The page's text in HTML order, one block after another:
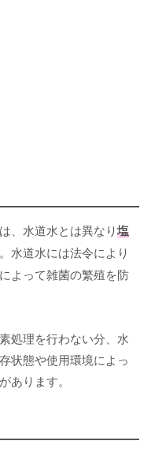
、水道水とは異なり塩
。水道水には法令により
よって雑菌の繁殖を防
処理を行わない分、水
状態や使用環境によっ
あります。